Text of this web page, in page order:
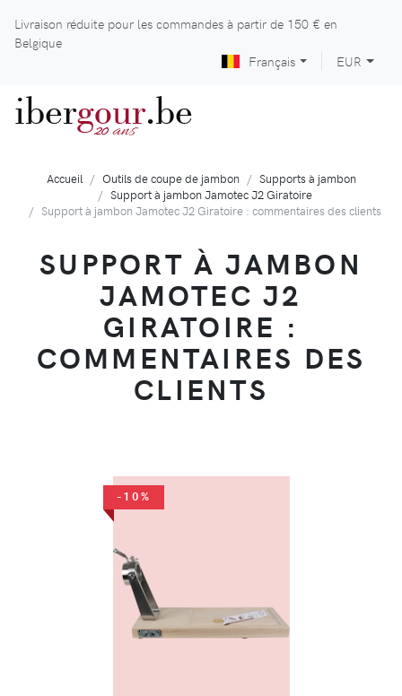
Livraison réduite pour les commandes à partir de 150 € en
Belgique
Français
EUR
ibergour
20 ans .be
Accueil Outils de coupe de jambon
Supports à jambon
Support à jambon Jamotec J2 Giratoire
Support à jambon Jamotec J2 Giratoire : commentaires des clients
SUPPORT À JAMBON
JAMOTEC J2
GIRATOIRE :
COMMENTAIRES DES
CLIENTS
-10%